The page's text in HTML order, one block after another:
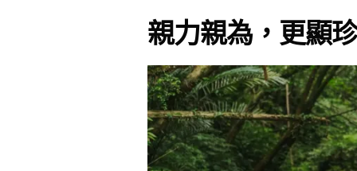
親力親為，更顯